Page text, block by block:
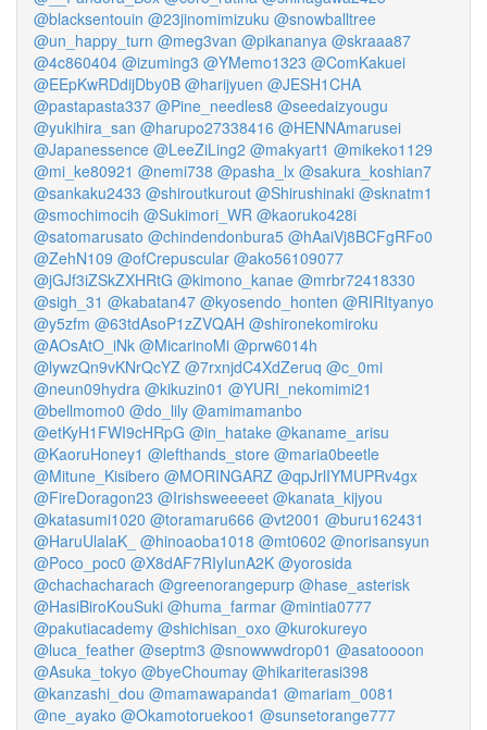
@blacksentouin @23jinomimizuku @snowballtree
@un_happy_turn @meg3van @pikananya @skraaa87
@4c860404 @izuming3 @YMemo1323 @ComKakuei
@EEpKwRDdijDby0B @harijyuen @JESH1CHA
@pastapasta337 @Pine_needles8 @seedaizyougu
@yukihira_san @harupo27338416 @HENNAmarusei
@Japanessence @LeeZiLing2 @makyart1 @mikeko1129
@mi_ke80921 @nemi738 @pasha_lx @sakura_koshian7
@sankaku2433 @shiroutkurout @Shirushinaki @sknatm1
@smochimocih @Sukimori_WR @kaoruko428i
@satomarusato @chindendonbura5 @hAaiVj8BCFgRFo0
@ZehN109 @ofCrepuscular @ako56109077
@jGJf3iZSkZXHRtG @kimono_kanae @mrbr72418330
@sigh_31 @kabatan47 @kyosendo_honten @RIRItyanyo
@y5zfm @63tdAsoP1zZVQAH @shironekomiroku
@AOsAtO_iNk @MicarinoMi @prw6014h
@lywzQn9vKNrQcYZ @7rxnjdC4XdZeruq @c_0mi
@neun09hydra @kikuzin01 @YURI_nekomimi21
@bellmomo0 @do_lily @amimamanbo
@etKyH1FWI9cHRpG @in_hatake @kaname_arisu
@KaoruHoney1 @lefthands_store @maria0beetle
@Mitune_Kisibero @MORINGARZ @qpJrlIYMUPRv4gx
@FireDoragon23 @Irishsweeeeet @kanata_kijyou
@katasumi1020 @toramaru666 @vt2001 @buru162431
@HaruUlalaK_ @hinoaoba1018 @mt0602 @norisansyun
@Poco_poc0 @X8dAF7RIyIunA2K @yorosida
@chachacharach @greenorangepurp @hase_asterisk
@HasiBiroKouSuki @huma_farmar @mintia0777
@pakutiacademy @shichisan_oxo @kurokureyo
@luca_feather @septm3 @snowwwdrop01 @asatoooon
@Asuka_tokyo @byeChoumay @hikariterasi398
@kanzashi_dou @mamawapanda1 @mariam_0081
@ne_ayako @Okamotoruekoo1 @sunsetorange777